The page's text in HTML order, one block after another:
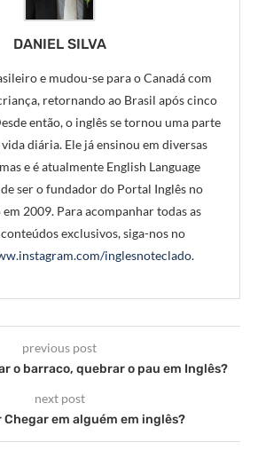
DANIEL SILVA
e mudou-se para o Canadá com
retornando ao Brasil após cinco
então, o inglês se tornou uma parte
diária. Ele já ensinou em diversas
e é atualmente English Language
ser o fundador do Portal Inglês no
2009. Para acompanhar todas as
exclusivos, siga-nos no
inglesnoteclado.
previous post
o barraco, quebrar o pau em Inglês?
next post
Chegar em alguém em inglês?